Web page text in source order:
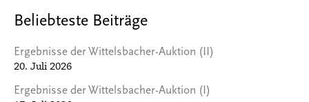
Beliebteste Beiträge
Ergebnisse der Wittelsbacher-Auktion (II)
20. Juli 2026
Ergebnisse der Wittelsbacher-Auktion (I)